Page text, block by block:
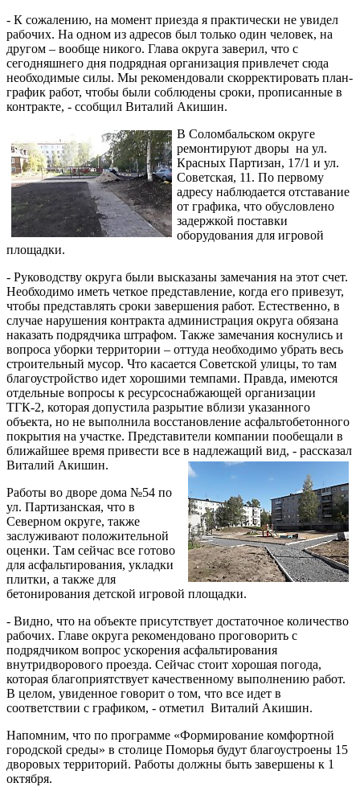
- К сожалению, на момент приезда я практически не увидел
рабочих. На одном из адресов был только один человек, на
другом – вообще никого. Глава округа заверил, что с
сегодняшнего дня подрядная организация привлечет сюда
необходимые силы. Мы рекомендовали скорректировать план-
график работ, чтобы были соблюдены сроки, прописанные в
контракте, - ссобщил Виталий Акишин.
В Соломбальском округе
ремонтируют дворы на ул.
Красных Партизан, 17/1 и ул.
Советская, 11. По первому
адресу наблюдается отставание
от графика, что обусловлено
задержкой поставки
оборудования для игровой
площадки.
- Руководству округа были высказаны замечания на этот счет.
Необходимо иметь четкое представление, когда его привезут,
чтобы представлять сроки завершения работ. Естественно, в
случае нарушения контракта администрация округа обязана
наказать подрядчика штрафом. Также замечания коснулись и
вопроса уборки территории – оттуда необходимо убрать весь
строительный мусор. Что касается Советской улицы, то там
благоустройство идет хорошими темпами. Правда, имеются
отдельные вопросы к ресурсоснабжающей организации
ТГК-2, которая допустила разрытие вблизи указанного
объекта, но не выполнила восстановление асфальтобетонного
покрытия на участке. Представители компании пообещали в
ближайшее время привести все в надлежащий вид, - рассказал
Виталий Акишин.
Работы во дворе дома №54 по
ул. Партизанская, что в
Северном округе, также
заслуживают положительной
оценки. Там сейчас все готово
для асфальтирования, укладки
плитки, а также для
бетонирования детской игровой площадки.
- Видно, что на объекте присутствует достаточное количество
рабочих. Главе округа рекомендовано проговорить с
подрядчиком вопрос ускорения асфальтирования
внутридворового проезда. Сейчас стоит хорошая погода,
которая благоприятствует качественному выполнению работ.
В целом, увиденное говорит о том, что все идет в
соответствии с графиком, - отметил Виталий Акишин.
Напомним, что по программе «Формирование комфортной
городской среды» в столице Поморья будут благоустроены 15
дворовых территорий. Работы должны быть завершены к 1
октября.